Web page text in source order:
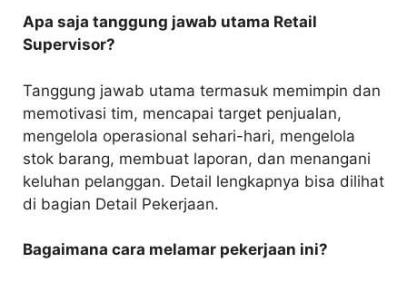
Apa saja tanggung jawab utama Retail
Supervisor?
Tanggung jawab utama termasuk memimpin dan
memotivasi tim, mencapai target penjualan,
mengelola operasional sehari-hari, mengelola
stok barang, membuat laporan, dan menangani
keluhan pelanggan. Detail lengkapnya bisa dilihat
di bagian Detail Pekerjaan.
Bagaimana cara melamar pekerjaan ini?